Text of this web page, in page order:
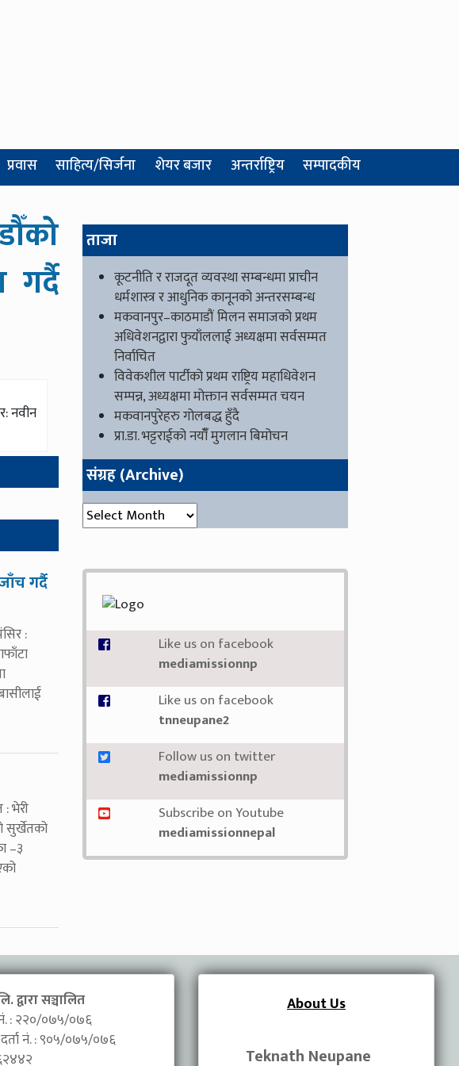
प्रवास साहित्य/सिर्जना शेयर बजार अन्तर्राष्ट्रिय सम्पादकीय
नवीन
गर्दै
:
भेरी
सुर्खेतको
–३
ताजा
कूटनीति र राजदूत व्यवस्था सम्बन्धमा प्राचीन
धर्मशास्त्र र आधुनिक कानूनको अन्तरसम्बन्ध
मकवानपुर–काठमाडौं मिलन समाजको प्रथम
अधिवेशनद्वारा फुयाँललाई अध्यक्षमा सर्वसम्मत
निर्वाचित
विवेकशील पार्टीको प्रथम राष्ट्रिय महाधिवेशन
सम्पन्न, अध्यक्षमा मोक्तान सर्वसम्मत चयन
मकवानपुरेहरु गोलबद्ध हुँदै
प्रा.डा. भट्टराईको नयाँँ मुगलान बिमोचन
संग्रह (Archive)
संग्रह (Archive)
Like us on facebook
mediamissionnp
Like us on facebook
tnneupane2
Follow us on twitter
mediamissionnp
Subscribe on Youtube
mediamissionnepal
द्वारा सञ्चालित
नं. : २२०/०७५/०७६
नं. : ९०५/०७५/०७६
About Us
Teknath Neupane